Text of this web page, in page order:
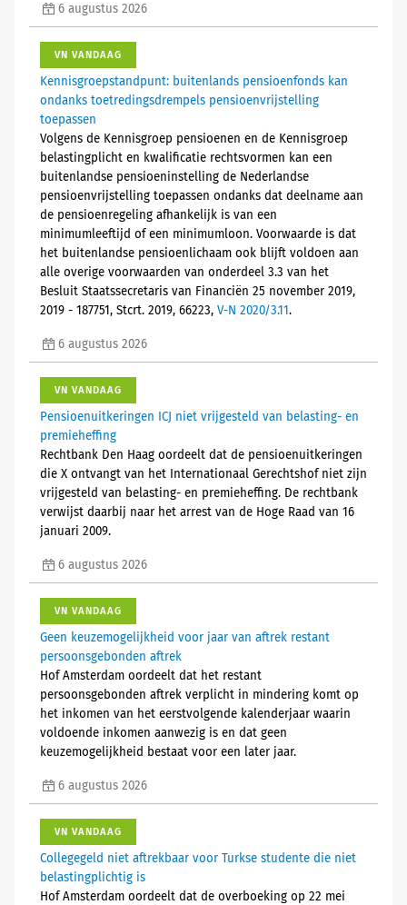
6 augustus 2026
VN VANDAAG
Kennisgroepstandpunt: buitenlands pensioenfonds kan
ondanks toetredingsdrempels pensioenvrijstelling
toepassen
Volgens de Kennisgroep pensioenen en de Kennisgroep
belastingplicht en kwalificatie rechtsvormen kan een
buitenlandse pensioeninstelling de Nederlandse
pensioenvrijstelling toepassen ondanks dat deelname aan
de pensioenregeling afhankelijk is van een
minimumleeftijd of een minimumloon. Voorwaarde is dat
het buitenlandse pensioenlichaam ook blijft voldoen aan
alle overige voorwaarden van onderdeel 3.3 van het
Besluit Staatssecretaris van Financiën 25 november 2019,
2019 - 187751, Stcrt. 2019, 66223, V-N 2020/3.11.
6 augustus 2026
VN VANDAAG
Pensioenuitkeringen ICJ niet vrijgesteld van belasting- en
premieheffing
Rechtbank Den Haag oordeelt dat de pensioenuitkeringen
die X ontvangt van het Internationaal Gerechtshof niet zijn
vrijgesteld van belasting- en premieheffing. De rechtbank
verwijst daarbij naar het arrest van de Hoge Raad van 16
januari 2009.
6 augustus 2026
VN VANDAAG
Geen keuzemogelijkheid voor jaar van aftrek restant
persoonsgebonden aftrek
Hof Amsterdam oordeelt dat het restant
persoonsgebonden aftrek verplicht in mindering komt op
het inkomen van het eerstvolgende kalenderjaar waarin
voldoende inkomen aanwezig is en dat geen
keuzemogelijkheid bestaat voor een later jaar.
6 augustus 2026
VN VANDAAG
Collegegeld niet aftrekbaar voor Turkse studente die niet
belastingplichtig is
Hof Amsterdam oordeelt dat de overboeking op 22 mei